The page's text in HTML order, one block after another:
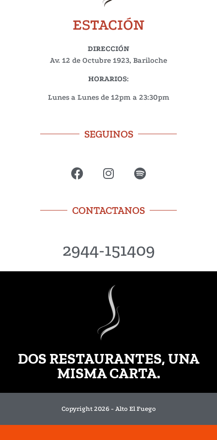
ESTACIÓN
DIRECCIÓN
Av. 12 de Octubre 1923, Bariloche
HORARIOS:
Lunes a Lunes de 12pm a 23:30pm
SEGUINOS
CONTACTANOS
2944-151409
DOS RESTAURANTES, UNA
MISMA CARTA.
Copyright 2026 - Alto El Fuego